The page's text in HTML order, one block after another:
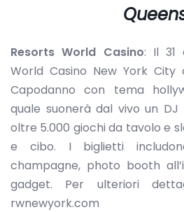
Resorts World Casino: Il 31
World Casino New York
Capodanno con tema
quale suonerà dal vivo un DJ
oltre 5.000 giochi da tavolo e
e cibo. I biglietti
champagne, photo booth
gadget. Per ulteriori
rwnewyork.com